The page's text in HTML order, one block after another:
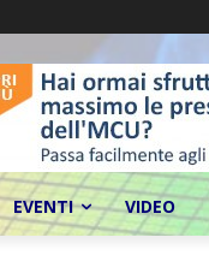
EVENTI VIDEO